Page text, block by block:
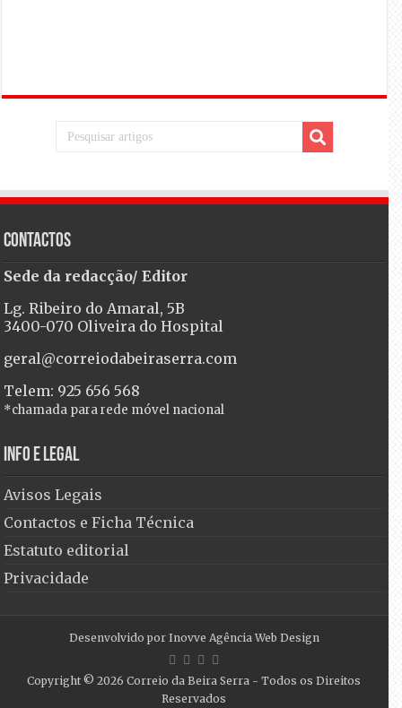
Contactos
Sede da redacção/ Editor
Lg. Ribeiro do Amaral, 5B
3400-070 Oliveira do Hospital
geral@correiodabeiraserra.com
Telem: 925 656 568
*chamada para rede móvel nacional
Info e Legal
Avisos Legais
Contactos e Ficha Técnica
Estatuto editorial
Privacidade
Desenvolvido por Inovve Agência Web Design
Copyright © 2026Correio da Beira Serra - Todos os Direitos
Reservados